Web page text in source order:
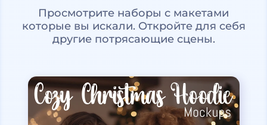
Просмотрите наборы с макетами
которые вы искали. Откройте для себя
другие потрясающие сцены.